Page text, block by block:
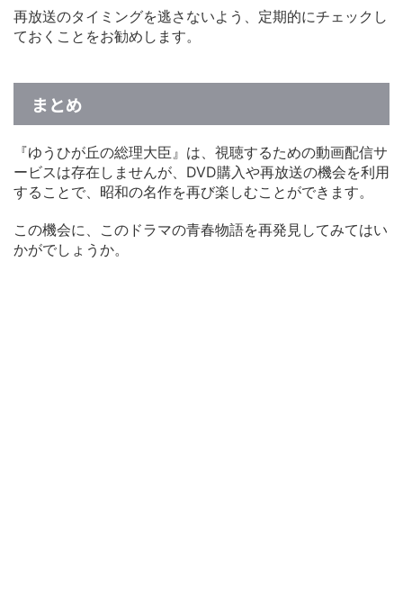
再放送のタイミングを逃さないよう、定期的にチェックし
ておくことをお勧めします。
まとめ
『ゆうひが丘の総理大臣』は、視聴するための動画配信サ
ービスは存在しませんが、DVD購入や再放送の機会を利用
することで、昭和の名作を再び楽しむことができます。
この機会に、このドラマの青春物語を再発見してみてはい
かがでしょうか。